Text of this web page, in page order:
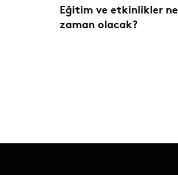
Eğitim ve etkinlikler ne
zaman olacak?